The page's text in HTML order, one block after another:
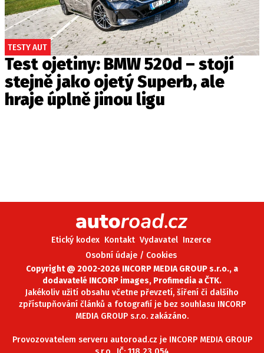
TESTY AUT
Test ojetiny: BMW 520d – stojí
stejně jako ojetý Superb, ale
hraje úplně jinou ligu
Etický kodex Kontakt Vydavatel Inzerce
Osobní údaje / Cookies
Copyright @ 2002-2026 INCORP MEDIA GROUP s.r.o., a
dodavatelé INCORP images, Profimedia a ČTK.
Jakékoliv užití obsahu včetne převzetí, šíření či dalšího
zpřístupňování článků a fotografií je bez souhlasu INCORP
MEDIA GROUP s.r.o. zakázáno.
Provozovatelem serveru autoroad.cz je INCORP MEDIA GROUP